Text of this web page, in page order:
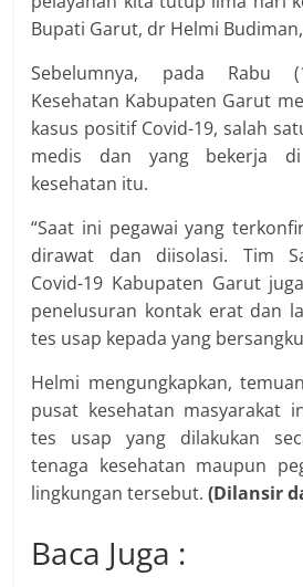
Bupati Garut, dr Helmi
Sebelumnya, pada Rabu
Kesehatan Kabupaten Garut
kasus positif Covid-19, salah
medis dan yang bekerja
kesehatan itu.
“Saat ini pegawai yang
dirawat dan diisolasi. Tim
Covid-19 Kabupaten Garut
penelusuran kontak erat dan
tes usap kepada yang
Helmi mengungkapkan,
pusat kesehatan masyarakat
tes usap yang dilakukan
tenaga kesehatan maupun
lingkungan tersebut.(Dilansir
Baca Juga :